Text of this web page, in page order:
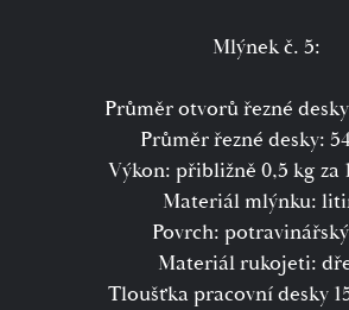
Mlýnek č. 5:
Průměr otvorů řezné
Průměr řezné desky:
Výkon: přibližně 0,5 kg za
Materiál mlýnku:
Povrch:
Materiál rukojeti:
Tloušťka pracovní desky